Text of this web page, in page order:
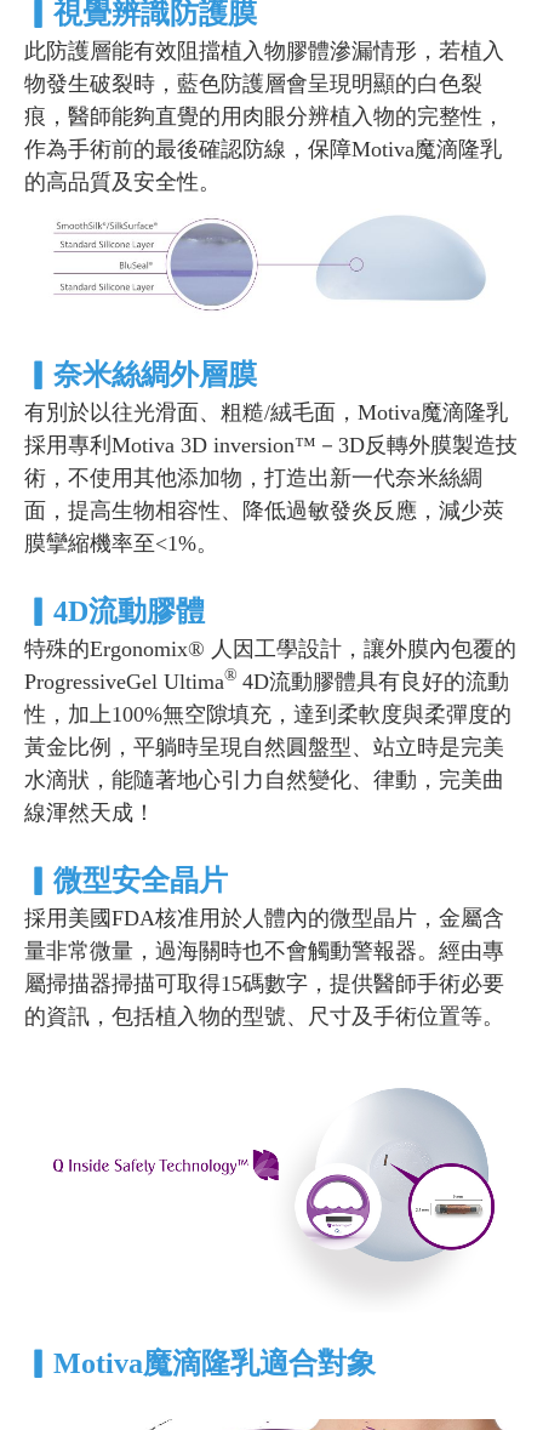
視覺辨識防護膜
此防護層能有效阻擋植入物膠體滲漏情形，若植入
物發生破裂時，藍色防護層會呈現明顯的白色裂
痕，醫師能夠直覺的用肉眼分辨植入物的完整性，
作為手術前的最後確認防線，保障Motiva魔滴隆乳
的高品質及安全性。
奈米絲綢外層膜
有別於以往光滑面、粗糙/絨毛面，Motiva魔滴隆乳
採用專利Motiva 3D inversion™－3D反轉外膜製造技
術，不使用其他添加物，打造出新一代奈米絲綢
面，提高生物相容性、降低過敏發炎反應，減少莢
膜攣縮機率至<1%。
4D流動膠體
特殊的Ergonomix® 人因工學設計，讓外膜內包覆的
ProgressiveGel Ultima® 4D流動膠體具有良好的流動
性，加上100%無空隙填充，達到柔軟度與柔彈度的
黃金比例，平躺時呈現自然圓盤型、站立時是完美
水滴狀，能隨著地心引力自然變化、律動，完美曲
線渾然天成！
微型安全晶片
採用美國FDA核准用於人體內的微型晶片，金屬含
量非常微量，過海關時也不會觸動警報器。經由專
屬掃描器掃描可取得15碼數字，提供醫師手術必要
的資訊，包括植入物的型號、尺寸及手術位置等。
Motiva魔滴隆乳適合對象